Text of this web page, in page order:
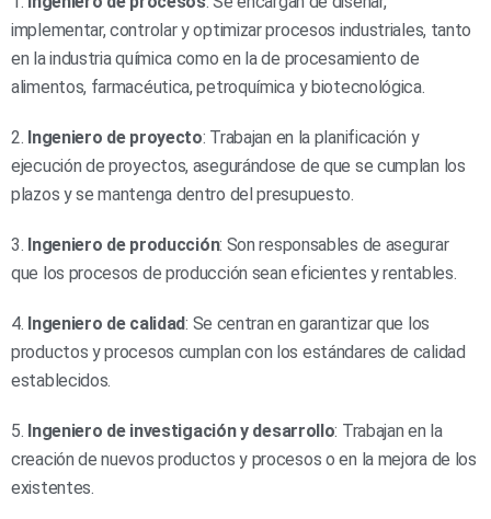
implementar, controlar y optimizar procesos industriales, tanto
en la industria química como en la de procesamiento de
alimentos, farmacéutica, petroquímica y biotecnológica.
2. Ingeniero de proyecto: Trabajan en la planificación y
ejecución de proyectos, asegurándose de que se cumplan los
plazos y se mantenga dentro del presupuesto.
3. Ingeniero de producción: Son responsables de asegurar
que los procesos de producción sean eficientes y rentables.
4. Ingeniero de calidad: Se centran en garantizar que los
productos y procesos cumplan con los estándares de calidad
establecidos.
5. Ingeniero de investigación y desarrollo: Trabajan en la
creación de nuevos productos y procesos o en la mejora de los
existentes.